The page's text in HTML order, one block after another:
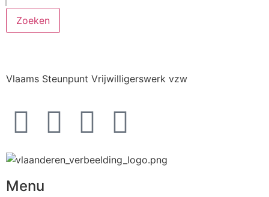
Zoeken
Vlaams Steunpunt Vrijwilligerswerk vzw
Menu